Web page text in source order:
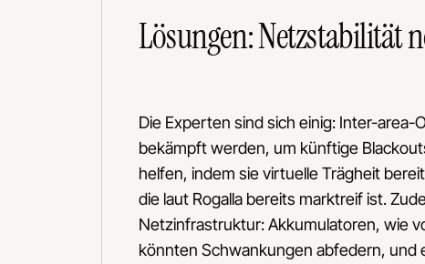
Lösungen: Netzstabilität
Die Experten sind sich einig: Inter-
bekämpft werden, um künftige
helfen, indem sie virtuelle Trägheit
die laut Rogalla bereits marktreif ist.
Netzinfrastruktur: Akkumulatoren, wie
könnten Schwankungen abfedern, und